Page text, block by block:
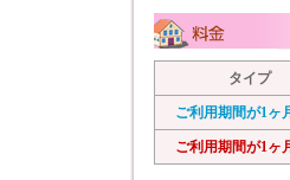
タイプ
ご利用期間が1ヶ
ご利用期間が1ヶ